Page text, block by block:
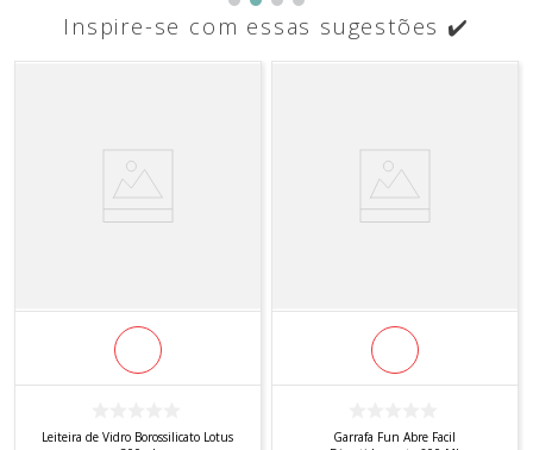
Inspire-se com essas sugestões ✔️
Leiteira de Vidro Borossilicato Lotus
Garrafa Fun Abre Facil